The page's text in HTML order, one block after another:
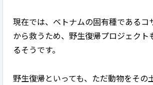
現在では、ベトナムの固有種であるコ
から救うため、野生復帰プロジェクト
るそうです。
野生復帰といっても、ただ動物をその